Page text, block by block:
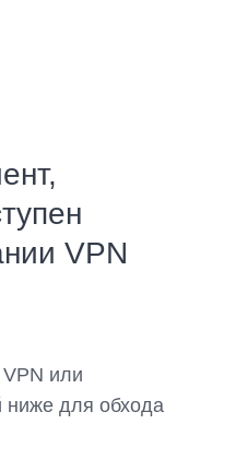
VPN
или
ниже для обхода